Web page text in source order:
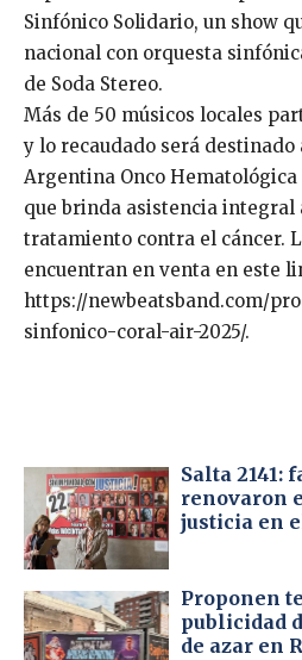
Sinfónico Solidario, un show
nacional con orquesta
de Soda Stereo.
Más de 50 músicos locales
y lo recaudado será destinado
Argentina Onco Hematológica
que brinda asistencia integral
tratamiento contra el cáncer.
encuentran en venta en este
https://newbeatsband.com/
sinfonico-coral-air-2025/.
Salta 2141:
renovaron
justicia en
Proponen
publicidad
de azar en